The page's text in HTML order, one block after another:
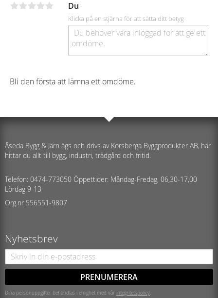
Du
Klicka på en stjärna för att sätta ditt betyg
Bli den första att lämna ett omdöme.
Åseda Bygg & Järn ägs och drivs av Korsberga Byggprodukter AB, här
hittar du allt till bygg, industri, trädgård och fritid.
Telefon: 0474-773050 Öppettider: Måndag-Fredag, 06,30-17,00
Lördag 9-13
Org.nr 556551-9807
Nyhetsbrev
PRENUMERERA
Dina personuppgifter behandlas i enlighet med vår integritetspolicy.